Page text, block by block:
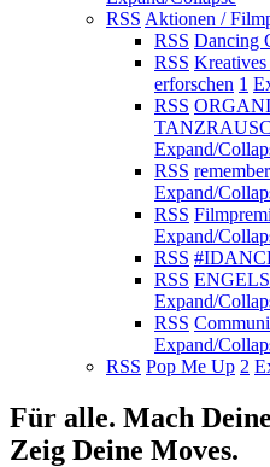
RSS Aktionen /
RSS Dancing
RSS
erforschen 1
RSS
Expand/
RSS
Expand/
RSS
Expand/
RSS
RSS
Expand/
RSS
Expand/
RSS Pop Me Up 2
Für alle. Mach
Zeig Deine Moves.